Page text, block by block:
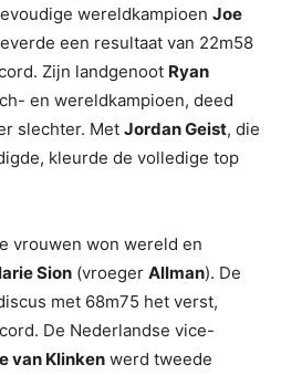
wereldkampioen Joe
een resultaat van 22m58
Zijn landgenoot Ryan
en wereldkampioen, deed
slechter. Met Jordan Geist, die
kleurde de volledige top
vrouwen won wereld en
Sion (vroeger Allman). De
met 68m75 het verst,
De Nederlandse vice-
van Klinken werd tweede